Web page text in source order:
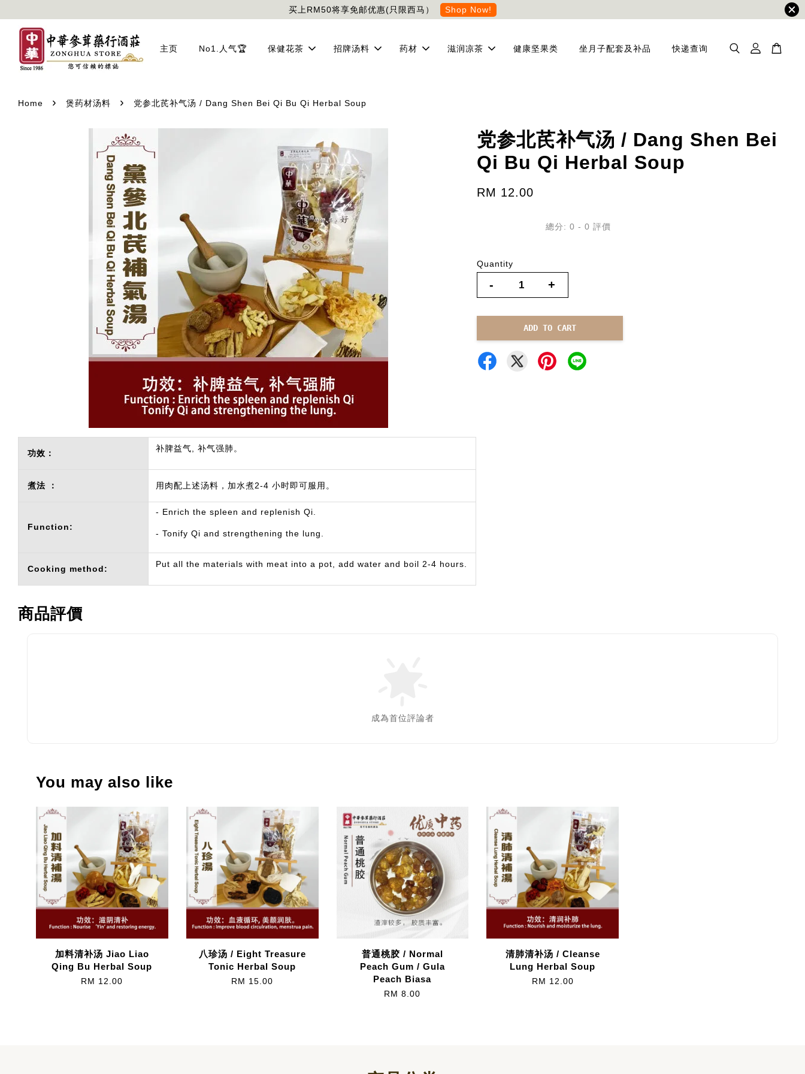
买上RM50将享免邮优惠(只限西马） Shop Now!
主页 No1.人气🏆 保健花茶 招牌汤料 药材 滋润凉茶 健康坚果类 坐月子配套及补品 快递查询
Home › 煲药材汤料 › 党参北芪补气汤 / Dang Shen Bei Qi Bu Qi Herbal Soup
党参北芪补气汤 / Dang Shen Bei
Qi Bu Qi Herbal Soup
RM 12.00
總分:0 -0 評價
Quantity
- +
ADD TO CART
功效： 补脾益气, 补气强肺。
煮法 ： 用肉配上述汤料，加水煮2-4 小时即可服用。
Function:
- Enrich the spleen and replenish Qi.
- Tonify Qi and strengthening the lung.
Cooking method: Put all the materials with meat into a pot, add water and boil 2-4 hours.
商品評價
成為首位評論者
You may also like
加料清补汤 Jiao Liao
Qing Bu Herbal Soup
RM 12.00
八珍汤 / Eight Treasure
Tonic Herbal Soup
RM 15.00
普通桃胶 / Normal
Peach Gum / Gula
Peach Biasa
RM 8.00
清肺清补汤 / Cleanse
Lung Herbal Soup
RM 12.00